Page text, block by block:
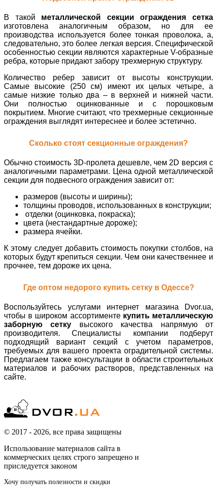
В такой металлической секции ограждения сетка
изготовлена аналогичным образом, но для ее
производства используется более тонкая проволока, а,
следовательно, это более легкая версия. Специфической
особенностью секции являются характерные V-образные
ребра, которые придают забору трехмерную структуру.
Количество ребер зависит от высоты конструкции.
Самые высокие (250 см) имеют их целых четыре, а
самые низкие только два – в верхней и нижней части.
Они полностью оцинкованные и с порошковым
покрытием. Многие считают, что трехмерные секционные
ограждения выглядят интереснее и более эстетично.
Сколько стоят секционные ограждения?
Обычно стоимость 3D-пролета дешевле, чем 2D версия с
аналогичными параметрами. Цена одной металлической
секции для подвесного ограждения зависит от:
размеров (высоты и ширины);
толщины проводов, использованных в конструкции;
отделки (оцинковка, покраска);
цвета (нестандартные дороже);
размера ячейки.
К этому следует добавить стоимость покупки столбов, на
которых будут крепиться секции. Чем они качественнее и
прочнее, тем дороже их цена.
Где оптом недорого купить сетку в Одессе?
Воспользуйтесь услугами интернет магазина Dvor.ua,
чтобы в широком ассортименте купить металлическую
заборную сетку высокого качества напрямую от
производителя. Специалисты компании подберут
подходящий вариант секций с учетом параметров,
требуемых для вашего проекта оградительной системы.
Предлагаем также консультации в области строительных
материалов и рабочих растворов, представленных на
сайте.
© 2017 - 2026, все права защищены
Использование материалов сайта в
коммерческих целях строго запрещено и
приследуется законом
Хочу получать полезности и скидки